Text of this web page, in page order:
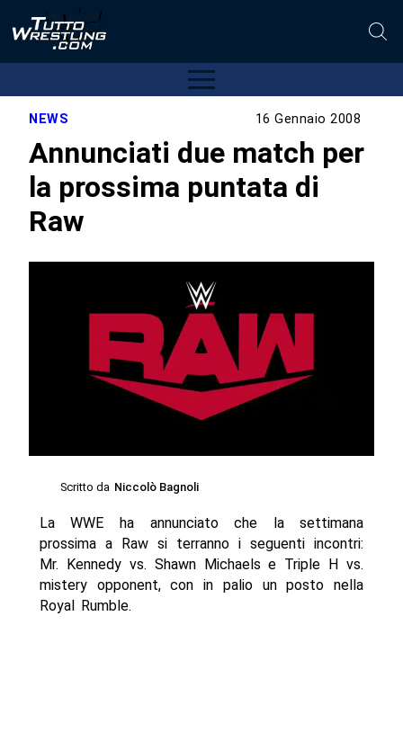
NEWS 16 Gennaio 2008
Annunciati due match per
la prossima puntata di
Raw
Scritto da Niccolò Bagnoli
La WWE ha annunciato che la settimana
prossima a Raw si terranno i seguenti incontri:
Mr. Kennedy vs. Shawn Michaels e Triple H vs.
mistery opponent, con in palio un posto nella
Royal Rumble.